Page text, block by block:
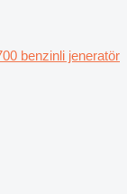
benzinli jeneratör